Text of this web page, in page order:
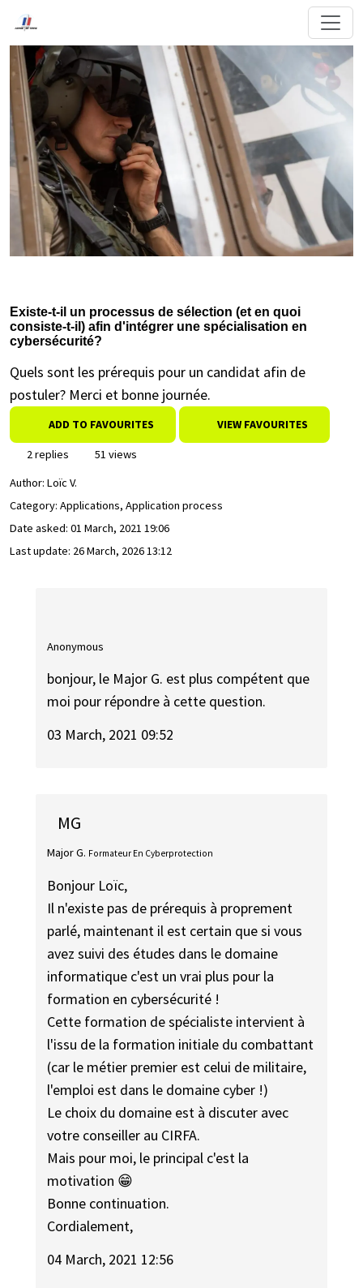
Existe-t-il un processus de sélection (et en quoi
consiste-t-il) afin d'intégrer une spécialisation en
cybersécurité?
Quels sont les prérequis pour un candidat afin de
postuler? Merci et bonne journée.
ADD TO FAVOURITES VIEW FAVOURITES
2 replies
51 views
Author: Loïc V.
Category: Applications, Application process
Date asked: 01 March, 2021 19:06
Last update: 26 March, 2026 13:12
Anonymous
bonjour, le Major G. est plus compétent que
moi pour répondre à cette question.
03 March, 2021 09:52
MG
Major G. Formateur En Cyberprotection
Bonjour Loïc,
Il n'existe pas de prérequis à proprement
parlé, maintenant il est certain que si vous
avez suivi des études dans le domaine
informatique c'est un vrai plus pour la
formation en cybersécurité !
Cette formation de spécialiste intervient à
l'issu de la formation initiale du combattant
(car le métier premier est celui de militaire,
l'emploi est dans le domaine cyber !)
Le choix du domaine est à discuter avec
votre conseiller au CIRFA.
Mais pour moi, le principal c'est la
motivation 😁
Bonne continuation.
Cordialement,
04 March, 2021 12:56